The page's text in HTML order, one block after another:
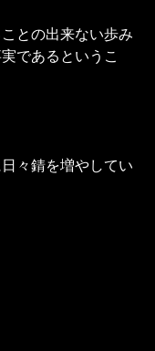
との出来ない歩み
であるというこ
々錆を増やしてい